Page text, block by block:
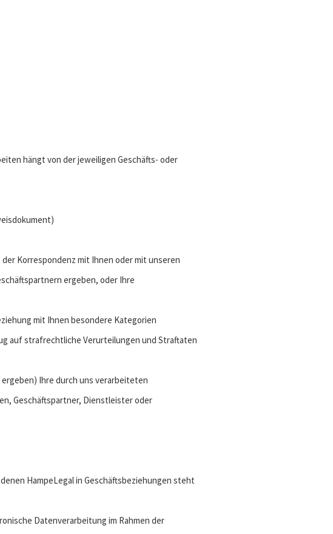
hängt von der jeweiligen Geschäfts- oder
Korrespondenz mit Ihnen oder mit unseren
ergeben, oder Ihre
mit Ihnen besondere Kategorien
auf strafrechtliche Verurteilungen und Straftaten
Ihre durch uns verarbeiteten
Geschäftspartner, Dienstleister oder
HampeLegal in Geschäftsbeziehungen steht
Datenverarbeitung im Rahmen der